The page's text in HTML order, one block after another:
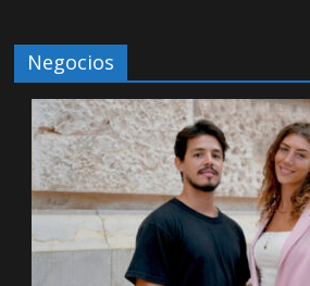
Negocios